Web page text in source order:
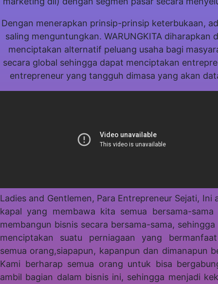
Dengan menerapkan prinsip-prinsip keterbukaan,
saling menguntungkan. WARUNGKITA diharapkan
menciptakan alternatif peluang usaha bagi
secara global sehingga dapat menciptakan
entrepreneur yang tangguh dimasa yang akan
Ladies and Gentlemen, Para Entrepreneur Sejati, Ini
kapal yang membawa kita semua bersama-sama
membangun bisnis secara bersama-sama,
menciptakan suatu perniagaan yang
semua orang,siapapun, kapanpun dan dimanapun
Kami berharap semua orang untuk bisa
ambil bagian dalam bisnis ini, sehingga menjadi